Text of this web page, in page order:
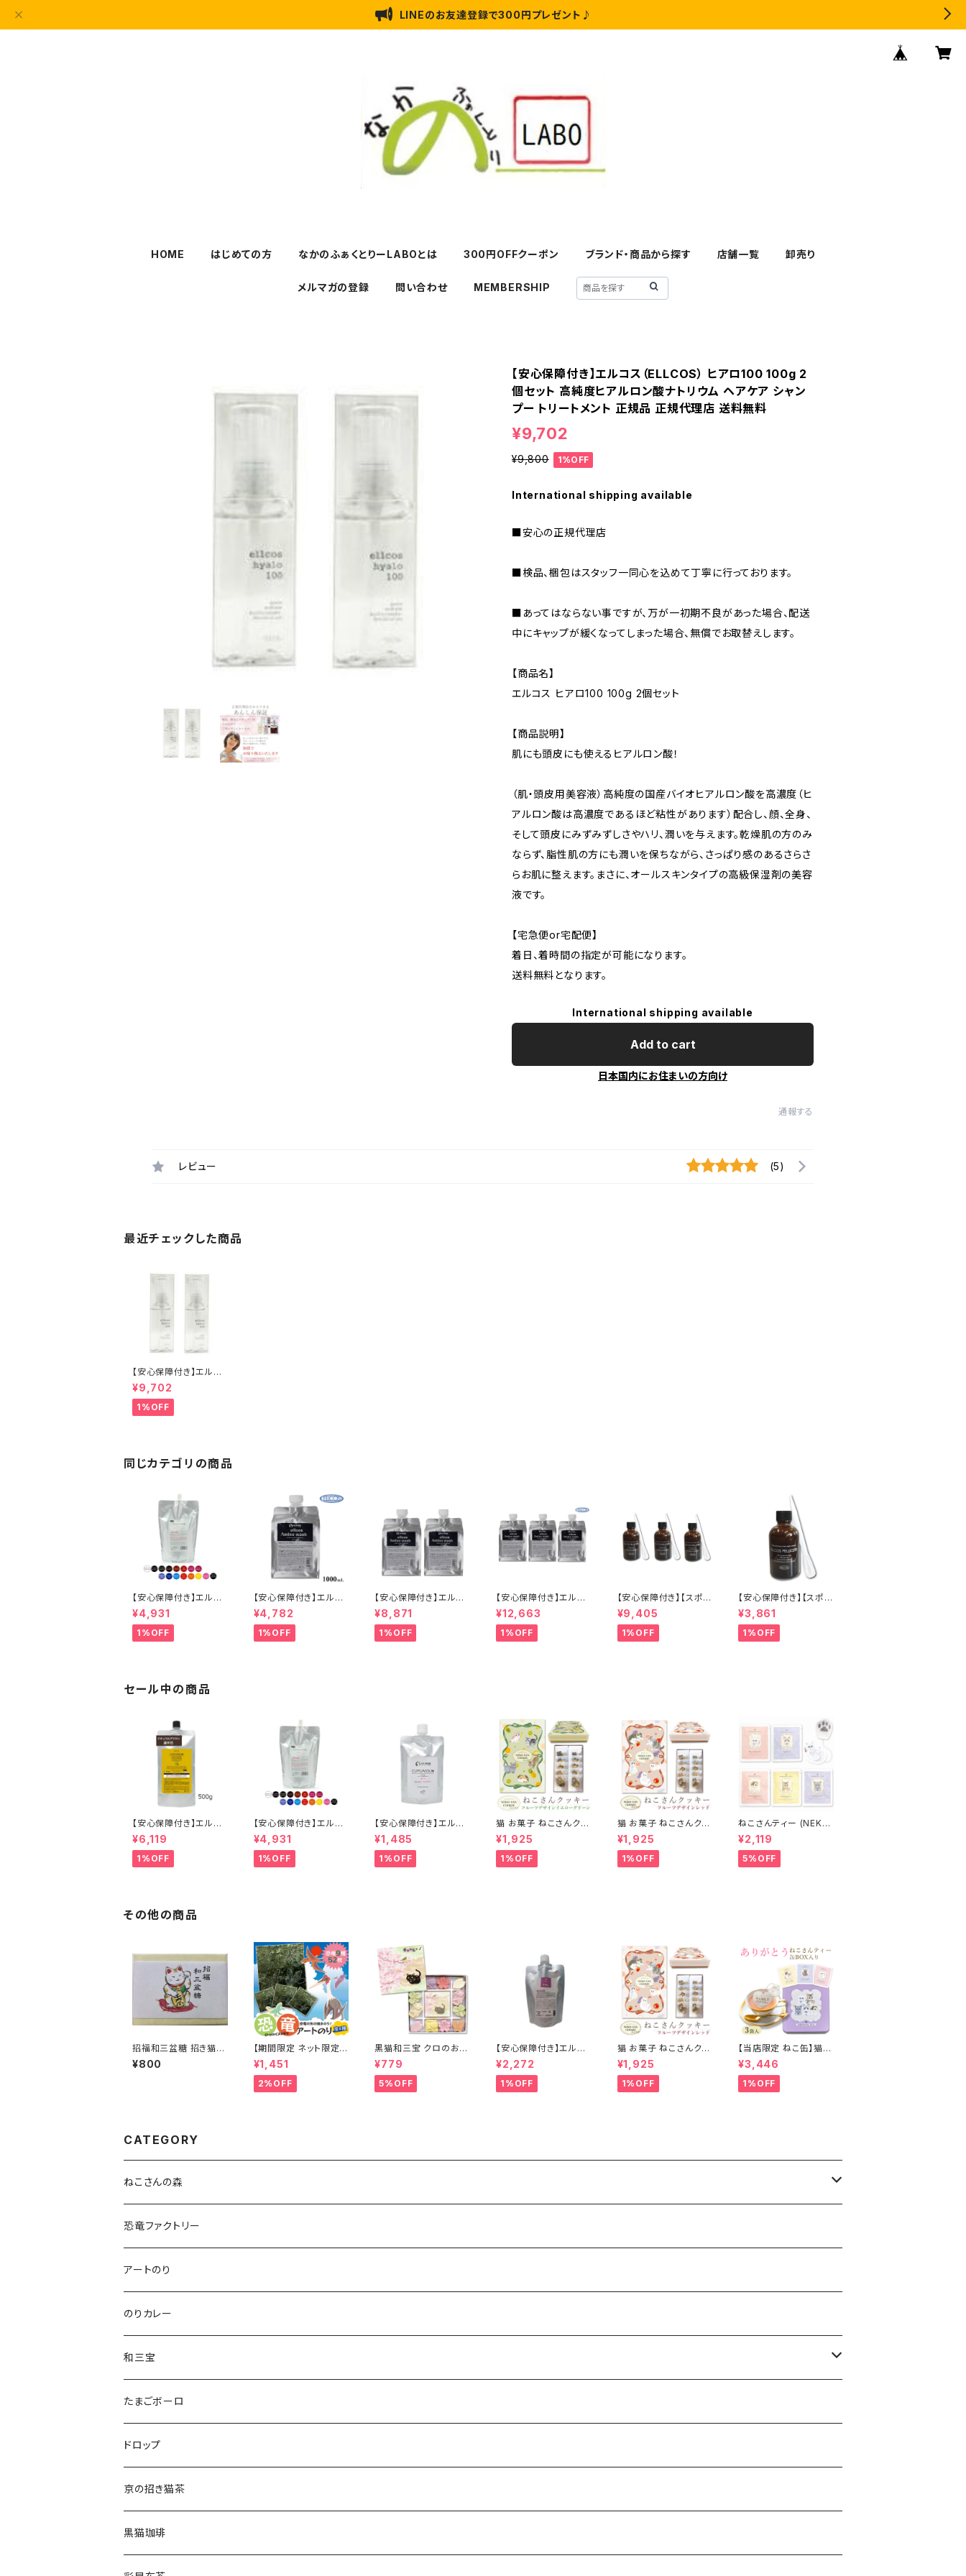
LINEのお友達登録で300円プレゼント♪
HOME はじめての方 なかのふぁくとりーLABOとは 300円OFFクーポン ブランド・商品から探す 店舗一覧 卸売り
メルマガの登録 問い合わせ MEMBERSHIP
【安心保障付き】エルコス（ELLCOS） ヒアロ100 100g 2
個セット 高純度ヒアルロン酸ナトリウム ヘアケア シャン
プー トリートメント 正規品 正規代理店 送料無料
¥9,702
¥9,800 1%OFF
International shipping available
■安心の正規代理店
■検品、梱包はスタッフ一同心を込めて丁寧に行っております。
■あってはならない事ですが、万が一初期不良があった場合、配送
中にキャップが緩くなってしまった場合、無償でお取替えします。
【商品名】
エルコス ヒアロ100 100g 2個セット
【商品説明】
肌にも頭皮にも使えるヒアルロン酸！
（肌・頭皮用美容液）高純度の国産バイオヒアルロン酸を高濃度（ヒ
アルロン酸は高濃度であるほど粘性があります）配合し、顔、全身、
そして頭皮にみずみずしさやハリ、潤いを与えます。乾燥肌の方のみ
ならず、脂性肌の方にも潤いを保ちながら、さっぱり感のあるさらさ
らお肌に整えます。まさに、オールスキンタイプの高級保湿剤の美容
液です。
【宅急便or宅配便】
着日、着時間の指定が可能になります。
送料無料となります。
International shipping available
Add to cart
日本国内にお住まいの方向け
通報する
レビュー (5)
最近チェックした商品
【安心保障付き】エルコ
ス（ELLCOS） ヒアロ1
00 100g 2個セット 高
純度ヒアルロン酸ナトリ
ウム ヘアケア シャンプ
¥9,702
1%OFF
同じカテゴリの商品
【安心保障付き】エルコ
ス（ELLCOS） キュプア
スカラーバター 700g
【16色から選べる】 トリ
ートメントカラー カラー
ラーバター セラップ 正
規品 正規代理店 送料
¥4,931
1%OFF
【安心保障付き】エルコ
ス（ELLCOS） アミノウ
ォッシュ シャンプー 100
0ml（1L）詰替用（リフィ
ル ) ヘアケア トリートメ
¥4,782
1%OFF
【安心保障付き】エルコ
ス（ELLCOS） アミノウ
ォッシュ シャンプー 100
0ml 1L( 詰替用 ・ リフ
ィル ) 2個セット ヘアケ
¥8,871
1%OFF
【安心保障付き】エルコ
ス（ELLCOS） アミノウ
ォッシュ シャンプー 100
0ml 1L( 詰替用 ・ リフ
ィル ) 3個セット ヘアケ
¥12,663
1%OFF
【安心保障付き】【スポイ
ト付き】エルコス（ELLC
OS） ペリセール 60ml
3個セット 美容液 原液
スキンケア ペリセア 高
¥9,405
1%OFF
【安心保障付き】【スポイ
ト付き】エルコス（ELLC
OS） ペリセール 60ml
美容液 原液 スキンケア
ペリセア 高濃度 ダメー
¥3,861
1%OFF
セール中の商品
【安心保障付き】エルコ
ス（ELLCOS） 2色から
選べる キュプアスカラ
ーバター コンク （濃縮
タイプ） 500g 業務用
カラー 低刺激 ヘアケア
シャンプー カラーバタ
¥6,119
1%OFF
【安心保障付き】エルコ
ス（ELLCOS） キュプア
スカラーバター 700g
【16色から選べる】 トリ
ートメントカラー カラー
¥4,931
1%OFF
【安心保障付き】エルコ
ス（ELLCOS） キュプア
ス プラスワンクリーム 2
00g アルカリクリーム
ヘアカラーサポート ヘ
¥1,485
1%OFF
猫 お菓子 ねこさんクッ
キー ( 10枚入 ) フルー
ツデザインVer イエロ
ーグリーン
¥1,925
1%OFF
猫 お菓子 ねこさんクッ
キー ( 10枚入 ) フルー
ツデザインVer レッド
¥1,925
1%OFF
ねこさんティー (NEKO
SAN-TEA) ペルシャ
(青いジャスミンティー)
& ブリティッシュショー
トヘア (アールグレイ) &
¥2,119
5%OFF
その他の商品
招福和三盆糖 招き猫
和三盆 和三盆糖
¥800
【期間限定 ネット限定】
空と陸 恐竜アートのり
２ 海苔 恐竜9種類 恐竜
卵 雲 太陽 火山 ( 切り
抜き52枚入 ) 全形2枚
¥1,451
2%OFF
黒猫和三宝 クロのお散
歩 春 和三盆 和三盆糖
¥779
5%OFF
【安心保障付き】エルコ
ス（ELLCOS） Eセラッ
プ FEL（旧 パワーフィー
リング＋）200g ダメー
ジケア ダメージヘア ヘ
¥2,272
1%OFF
猫 お菓子 ねこさんクッ
キー ( 10枚入 ) フルー
ツデザインVer レッド
¥1,925
1%OFF
【当店限定 ねこ缶】猫
紅茶 ティーバッグ あり
がとうねこさんティー
(NEKOSAN-TEA) ペ
ルシャ (さくらんぼ) & ブ
¥3,446
1%OFF
CATEGORY
ねこさんの森
ねこさんクッキー
いぬさんクッキー
ねこさんティー＆いぬさんティー
ねこさんわさんぼん
ねこさんギフト
恐竜ファクトリー
アートのり
のりカレー
和三宝
猫
それ以外
たまごボーロ
ドロップ
京の招き猫茶
黒猫珈琲